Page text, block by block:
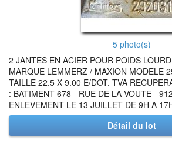
5 photo(s)
2 JANTES EN ACIER POUR POIDS
MARQUE LEMMERZ / MAXION MODELE
TAILLE 22.5 X 9.00 E/DOT. TVA
: BATIMENT 678 - RUE DE LA VOUTE -
ENLEVEMENT LE 13 JUILLET DE 9H A
Détail du lot